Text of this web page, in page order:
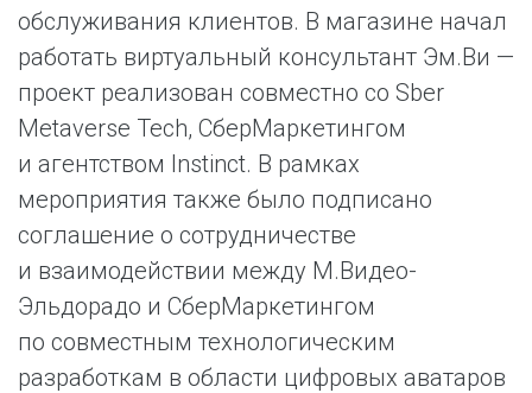
обслуживания клиентов. В магазине начал
работать виртуальный консультант Эм.Ви —
проект реализован совместно со Sber
Metaverse Tech, СберМаркетингом
и агентством Instinct. В рамках
мероприятия также было подписано
соглашение о сотрудничестве
и взаимодействии между М.Видео-
Эльдорадо и СберМаркетингом
по совместным технологическим
разработкам в области цифровых аватаров